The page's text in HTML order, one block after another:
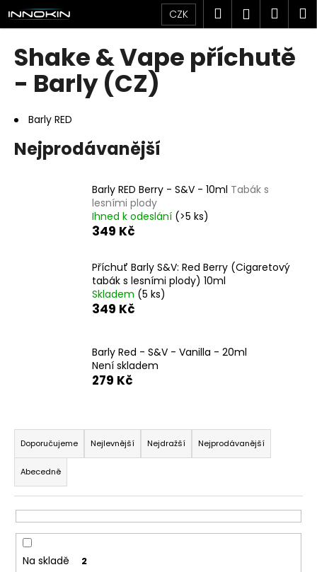
Přejít
na
obsah
CZK Hledat
Shake & Vape příchutě
- Barly (CZ)
Barly RED
Nejprodávanější
Barly RED Berry - S&V - 10ml Tabák s
lesními plody
Ihned k odeslání (>5 ks)
349 Kč
Příchuť Barly S&V: Red Berry (Cigaretový
tabák s lesními plody) 10ml
Skladem (5 ks)
349 Kč
Barly Red - S&V - Vanilla - 20ml
Není skladem
279 Kč
Ř
a
z
e
n
í
p
Doporučujeme Nejlevnější Nejdražší Nejprodávanější
Abecedně
Na skladě 2
K
o
C
p
t
D
o